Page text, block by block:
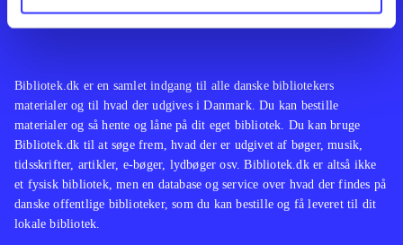
Bibliotek.dk er en samlet indgang til alle danske bibliotekers
materialer og til hvad der udgives i Danmark. Du kan bestille
materialer og så hente og låne på dit eget bibliotek. Du kan bruge
Bibliotek.dk til at søge frem, hvad der er udgivet af bøger, musik,
tidsskrifter, artikler, e-bøger, lydbøger osv. Bibliotek.dk er altså ikke
et fysisk bibliotek, men en database og service over hvad der findes på
danske offentlige biblioteker, som du kan bestille og få leveret til dit
lokale bibliotek.